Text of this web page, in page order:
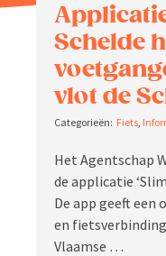
Schelde
vlot de
Fiets,
Het Agent­schap
de appli­catie
De app geeft een
en
Vlaamse …